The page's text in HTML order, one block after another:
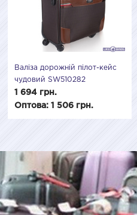
Валіза дорожній пілот-кейс
чудовий SW510282
1 694 грн.
Оптова: 1 506 грн.